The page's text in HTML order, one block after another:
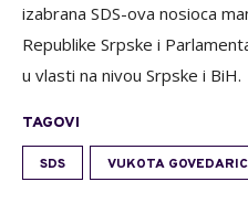
izabrana SDS-ova nosioca
Republike Srpske i
u vlasti na nivou Srpske i BiH.
TAGOVI
SDS VUKOTA